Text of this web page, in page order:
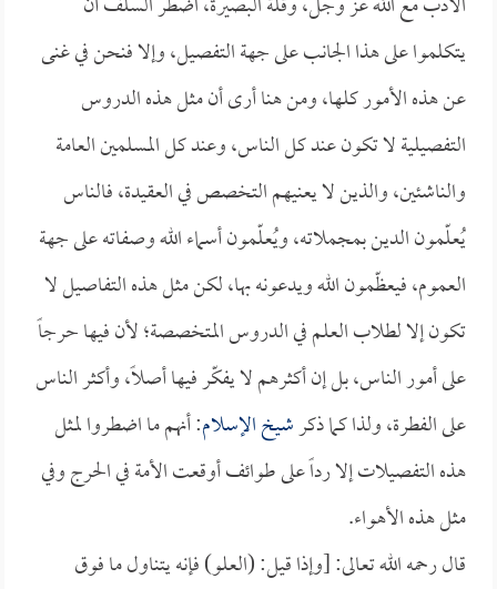
يتكلموا على هذا الجانب على جهة التفصيل، وإلا فنحن في غنى
عن هذه الأمور كلها، ومن هنا أرى أن مثل هذه الدروس
التفصيلية لا تكون عند كل الناس، وعند كل المسلمين العامة
والناشئين، والذين لا يعنيهم التخصص في العقيدة، فالناس
يُعلّمون الدين بمجملاته، ويُعلّمون أسماء الله وصفاته على جهة
العموم، فيعظّمون الله ويدعونه بها، لكن مثل هذه التفاصيل لا
تكون إلا لطلاب العلم في الدروس المتخصصة؛ لأن فيها حرجاً
على أمور الناس، بل إن أكثرهم لا يفكّر فيها أصلاً، وأكثر الناس
على الفطرة، ولذا كما ذكرشيخ الإسلام: أنهم ما اضطروا لمثل
هذه التفصيلات إلا رداً على طوائف أوقعت الأمة في الحرج وفي
مثل هذه الأهواء.
قال رحمه الله تعالى: [وإذا قيل: (العلو) فإنه يتناول ما فوق